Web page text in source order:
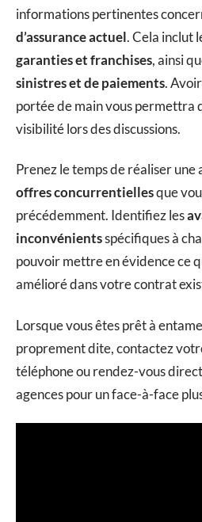
informations pertinentes
d’assurance actuel. Cela inclut
garanties et franchises, ainsi
sinistres et de paiements.
portée de main vous permettra
visibilité lors des discussions.
Prenez le temps de réaliser
offres concurrentiellesque
précédemment. Identifiez les
inconvénientsspécifiques à
pouvoir mettre en évidence ce
amélioré dans votre contrat
Lorsque vous êtes prêt à
proprement dite, contactez
téléphone ou rendez-vous
agences pour un face-à-face